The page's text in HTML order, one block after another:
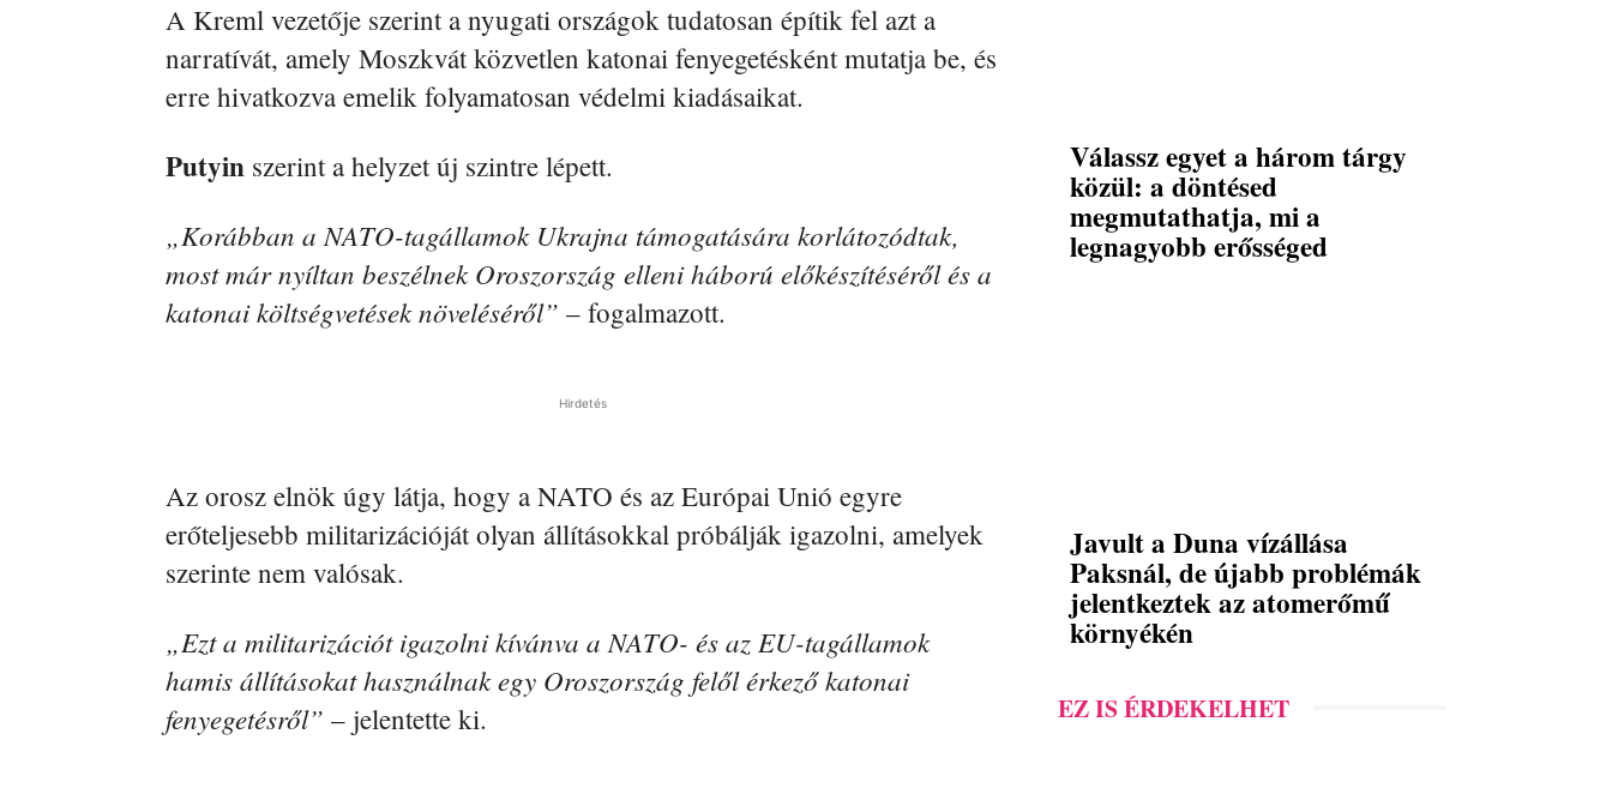
A Kreml vezetője szerint a nyugati országok tudatosan építik fel azt a
narratívát, amely Moszkvát közvetlen katonai fenyegetésként mutatja be, és
erre hivatkozva emelik folyamatosan védelmi kiadásaikat.
Putyin szerint a helyzet új szintre lépett.
„Korábban a NATO-tagállamok Ukrajna támogatására korlátozódtak,
most már nyíltan beszélnek Oroszország elleni háború előkészítéséről és a
katonai költségvetések növeléséről” – fogalmazott.
Hirdetés
Az orosz elnök úgy látja, hogy a NATO és az Európai Unió egyre
erőteljesebb militarizációját olyan állításokkal próbálják igazolni, amelyek
szerinte nem valósak.
„Ezt a militarizációt igazolni kívánva a NATO- és az EU-tagállamok
hamis állításokat használnak egy Oroszország felől érkező katonai
fenyegetésről” – jelentette ki.
Válassz egyet a három tárgy
közül: a döntésed
megmutathatja, mi a
legnagyobb erősséged
Javult a Duna vízállása
Paksnál, de újabb problémák
jelentkeztek az atomerőmű
környékén
EZ IS ÉRDEKELHET